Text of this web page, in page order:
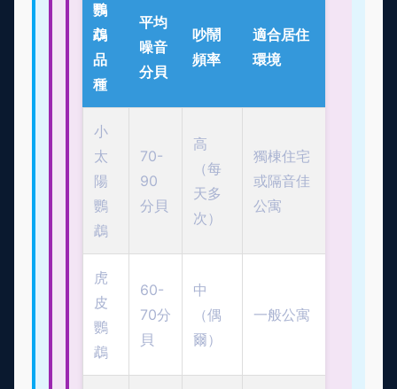
鸚
鵡
品
種
平均
噪音
分貝
吵鬧
頻率
適合居住
環境
小
太
陽
鸚
鵡
70-
90
分貝
高
（每
天多
次）
獨棟住宅
或隔音佳
公寓
虎
皮
鸚
鵡
60-
70分
貝
中
（偶
爾）
一般公寓